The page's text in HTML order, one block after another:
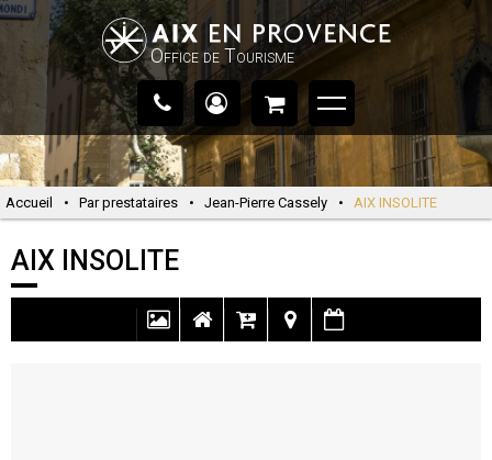
Office de Tourisme
Accueil • Par prestataires • Jean-Pierre Cassely • AIX INSOLITE
AIX INSOLITE